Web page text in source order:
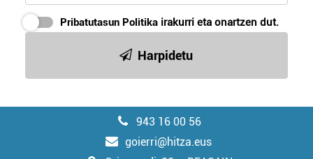
Pribatutasun Politika irakurri eta onartzen dut.
Harpidetu
943 16 00 56
goierri@hitza.eus